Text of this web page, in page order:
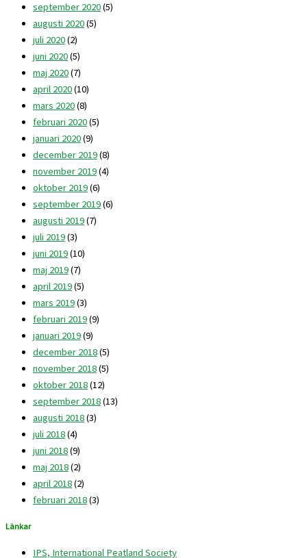
september 2020(5)
augusti 2020(5)
juli 2020(2)
juni 2020(5)
maj 2020(7)
april 2020(10)
mars 2020(8)
februari 2020(5)
januari 2020(9)
december 2019(8)
november 2019(4)
oktober 2019(6)
september 2019(6)
augusti 2019(7)
juli 2019(3)
juni 2019(10)
maj 2019(7)
april 2019(5)
mars 2019(3)
februari 2019(9)
januari 2019(9)
december 2018(5)
november 2018(5)
oktober 2018(12)
september 2018(13)
augusti 2018(3)
juli 2018(4)
juni 2018(9)
maj 2018(2)
april 2018(2)
februari 2018(3)
Länkar
IPS, International Peatland Society